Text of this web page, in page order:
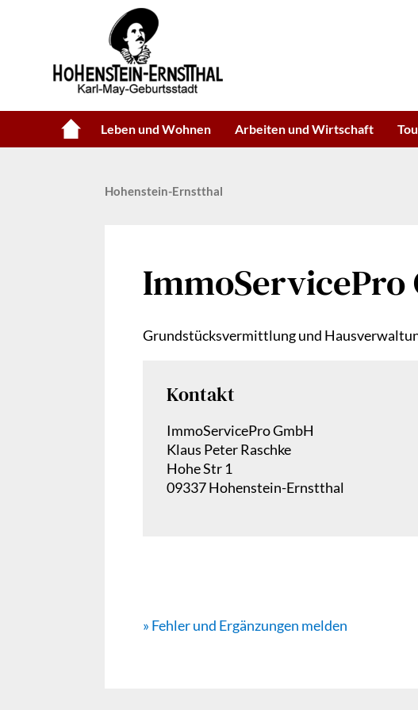
Leben und Wohnen Arbeiten und Wirtschaft
Hohenstein-Ernstthal
ImmoServicePro
Grundstücksvermittlung und
Kontakt
ImmoServicePro GmbH
Klaus Peter Raschke
Hohe Str 1
09337 Hohenstein-Ernstthal
» Fehler und Ergänzungen melden